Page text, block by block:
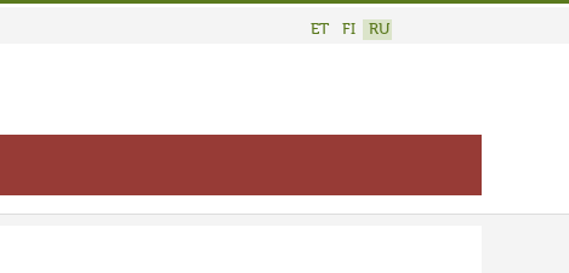
ET FI RU